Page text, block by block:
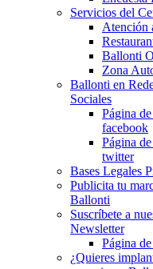
Servicios del
Atención
Ballonti
Zona
Ballonti en
Sociales
Página
facebook
Página
twitter
Bases Legales
Publicita tu
Ballonti
Suscríbete a
Newsletter
Página
¿Quieres